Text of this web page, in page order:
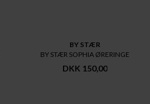
BY STÆR
BY STÆR SOPHIA ØRERINGE
DKK 150,00